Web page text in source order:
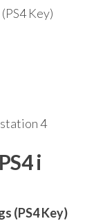
Key)
4
i
(PS4 Key)